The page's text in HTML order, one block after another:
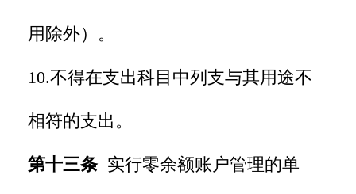
用除外）。
10.不得在支出科目中列支与其用途不
相符的支出。
第十三条 实行零余额账户管理的单